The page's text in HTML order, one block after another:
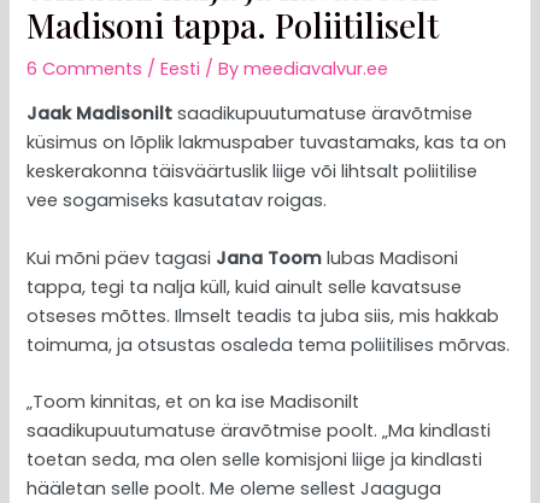
Madisoni tappa. Poliitiliselt
6 Comments /Eesti / Bymeediavalvur.ee
Jaak Madisonilt saadikupuutumatuse äravõtmise
küsimus on lõplik lakmuspaber tuvastamaks, kas ta on
keskerakonna täisväärtuslik liige või lihtsalt poliitilise
vee sogamiseks kasutatav roigas.
Kui mõni päev tagasi Jana Toom lubas Madisoni
tappa, tegi ta nalja küll, kuid ainult selle kavatsuse
otseses mõttes. Ilmselt teadis ta juba siis, mis hakkab
toimuma, ja otsustas osaleda tema poliitilises mõrvas.
„Toom kinnitas, et on ka ise Madisonilt
saadikupuutumatuse äravõtmise poolt. „Ma kindlasti
toetan seda, ma olen selle komisjoni liige ja kindlasti
hääletan selle poolt. Me oleme sellest Jaaguga